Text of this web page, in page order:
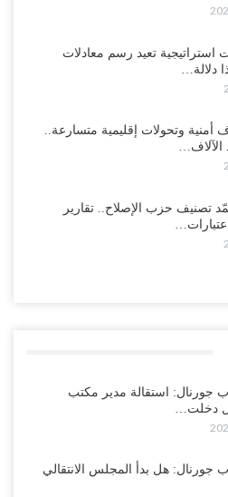
استراتيجية تعيد رسم معادلات
دلالة…
وتحولات إقليمية متسارعة..
الآلاف…
تصنيف حزب الإصلاح.. تقارير
جورنال: استقالة مدير مكتب
دخلت…
جورنال: هل بدأ المجلس الانتقالي